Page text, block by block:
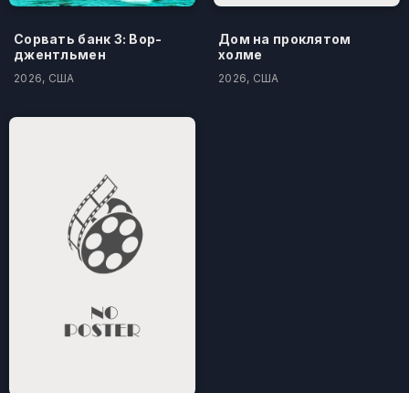
Сорвать банк 3: Вор-
джентльмен
2026, США
Дом на проклятом
холме
2026, США